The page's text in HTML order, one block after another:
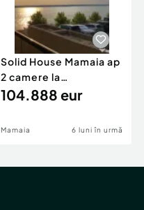
Solid House Mamaia ap
2 camere la
cheie,langa Mega
104.888 eur
Mamaia 6 luni în urmă